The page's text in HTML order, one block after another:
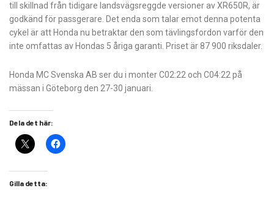
till skillnad från tidigare landsvägsreggde versioner av XR650R, är
godkänd för passgerare. Det enda som talar emot denna potenta
cykel är att Honda nu betraktar den som tävlingsfordon varför den
inte omfattas av Hondas 5 åriga garanti. Priset är 87 900 riksdaler.
Honda MC Svenska AB ser du i monter C02:22 och C04:22 på
mässan i Göteborg den 27-30 januari.
Dela det här:
Gilla detta: